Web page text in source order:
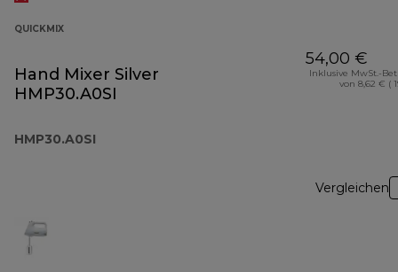
QUICKMIX
Hand Mixer Silver
HMP30.A0SI
HMP30.A0SI
54,00 €
Inklusive MwSt.-
von 8,62 € (
Vergleichen